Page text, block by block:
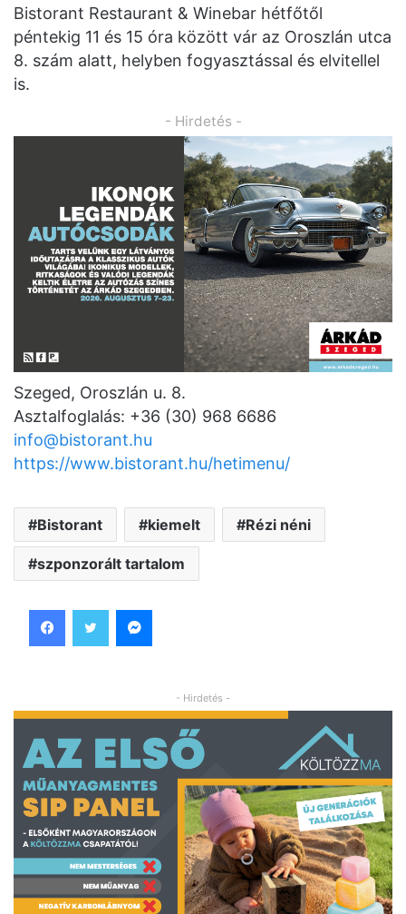
Bistorant Restaurant & Winebar hétfőtől
péntekig 11 és 15 óra között vár az Oroszlán utca
8. szám alatt, helyben fogyasztással és elvitellel
is.
- Hirdetés -
Szeged, Oroszlán u. 8.
Asztalfoglalás: +36 (30) 968 6686
info@bistorant.hu
https://www.bistorant.hu/hetimenu/
Bistorant kiemelt Rézi néni
szponzorált tartalom
- Hirdetés -